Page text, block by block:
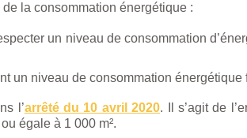
la consommation énergétique :
un niveau de consommation
un niveau de consommation
l’arrêté du 10 avril 2020. Il s’agit de
égale à 1 000 m².